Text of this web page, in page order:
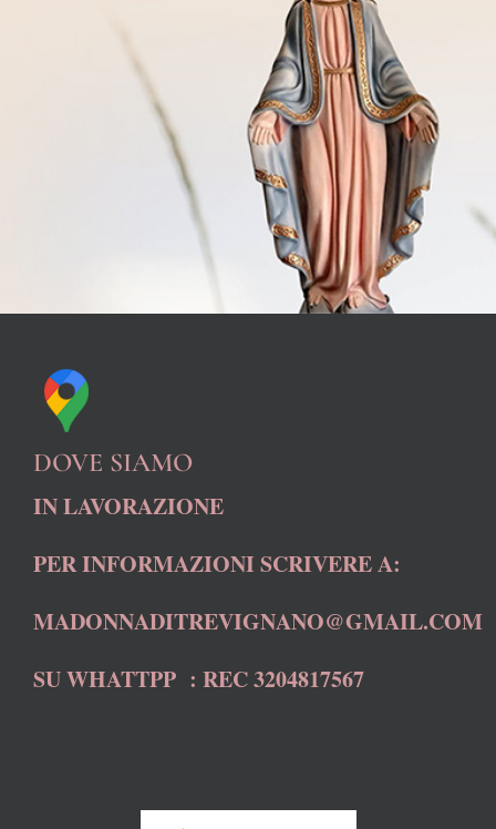
DOVE SIAMO
IN LAVORAZIONE
PER INFORMAZIONI SCRIVERE A:
MADONNADITREVIGNANO@GMAIL.COM
SU WHATTPP : REC 3204817567